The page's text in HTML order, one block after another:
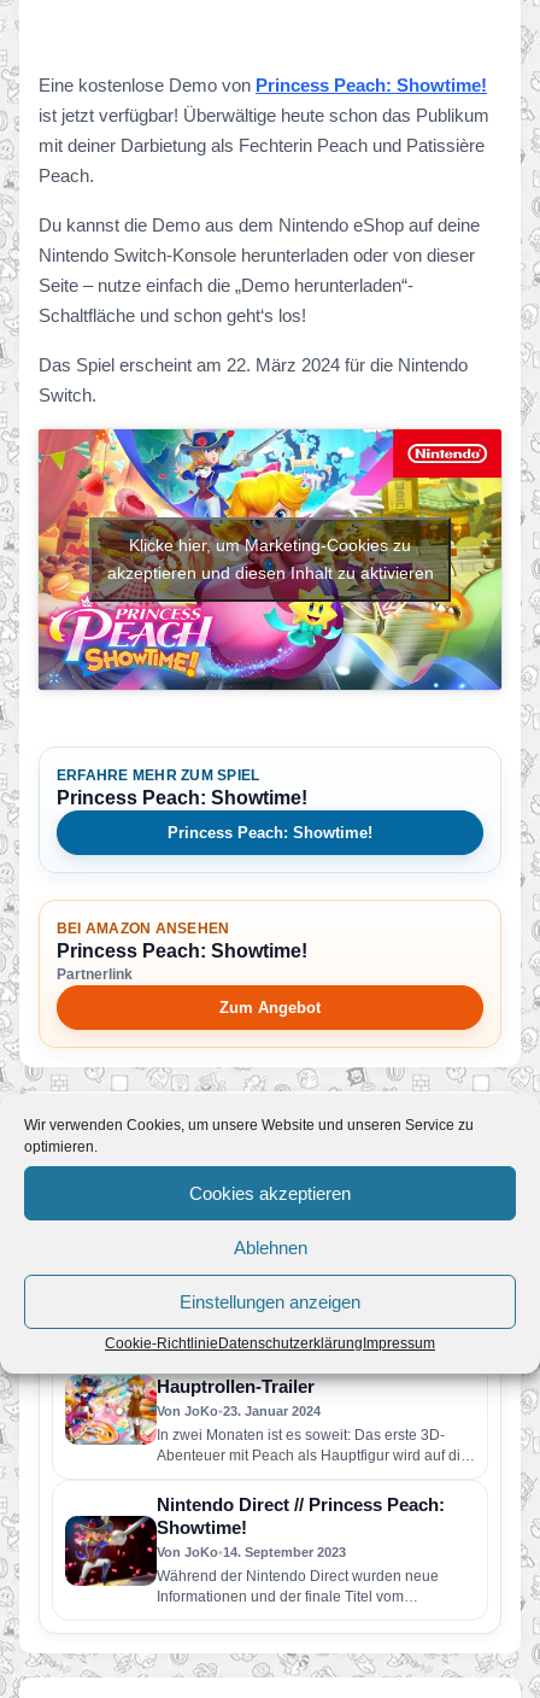
Wir verwenden Cookies, um unsere Website und unseren Service zu
optimieren.
Cookies akzeptieren
Ablehnen
Einstellungen anzeigen
Cookie-Richtlinie Datenschutzerklärung Impressum
Eine kostenlose Demo von Princess Peach: Showtime!
ist jetzt verfügbar! Überwältige heute schon das Publikum
mit deiner Darbietung als Fechterin Peach und Patissière
Peach.
Du kannst die Demo aus dem Nintendo eShop auf deine
Nintendo Switch-Konsole herunterladen oder von dieser
Seite – nutze einfach die „Demo herunterladen“-
Schaltfläche und schon geht‘s los!
Das Spiel erscheint am 22. März 2024 für die Nintendo
Switch.
Klicke hier, um Marketing-Cookies zu
akzeptieren und diesen Inhalt zu aktivieren
ERFAHRE MEHR ZUM SPIEL
Princess Peach: Showtime!
Princess Peach: Showtime!
BEI AMAZON ANSEHEN
Princess Peach: Showtime!
Partnerlink
Zum Angebot
Mehr News zum Spiel
MAR10 Day – Super Mario im
Passend zum heutigen Mar10 Day startet im My
Nintendo Store eine besondere Rabattaktion
rund um Mario und seine…
Hauptrollen-Trailer
Von JoKo•23. Januar 2024
In zwei Monaten ist es soweit: Das erste 3D-
Abenteuer mit Peach als Hauptfigur wird auf die
Bühne kommen.…
Nintendo Direct // Princess Peach:
Showtime!
Von JoKo•14. September 2023
Während der Nintendo Direct wurden neue
Informationen und der finale Titel vom
kommenden Spiel für die Nintendo Switch…